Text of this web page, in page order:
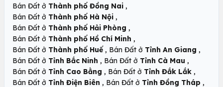
Bán Đất ở Thành phố Đồng Nai ,
Bán Đất ở Thành phố Hà Nội ,
Bán Đất ở Thành phố Hải Phòng ,
Bán Đất ở Thành phố Hồ Chí Minh ,
Bán Đất ở Thành phố Huế , Bán Đất ở Tỉnh An Giang ,
Bán Đất ở Tỉnh Bắc Ninh , Bán Đất ở Tỉnh Cà Mau ,
Bán Đất ở Tỉnh Cao Bằng , Bán Đất ở Tỉnh Đắk Lắk ,
Bán Đất ở Tỉnh Điện Biên , Bán Đất ở Tỉnh Đồng Tháp ,